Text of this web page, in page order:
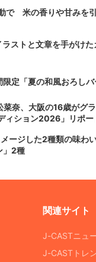
で 米の香りや甘みを
ストと文章を手がけ
定「夏の和風おろしバ
菜奈、大阪の16歳が
ィション2026」リポー
メージした2種類の味
」2種
関連サイト
J-CASTニュ
J-CASTトレ